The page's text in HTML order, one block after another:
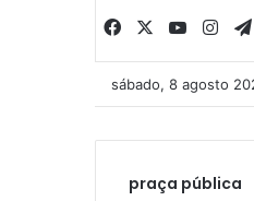
Facebook YouTube
sábado, 8 agosto
praça pública